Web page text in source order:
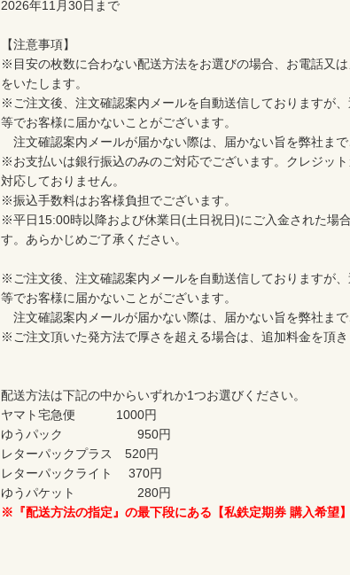
2026年11月30日まで
【注意事項】
※目安の枚数に合わない配送方法をお選びの場合、お電話又
をいたします。
※ご注文後、注文確認案内メールを自動送信しておりますが
等でお客様に届かないことがございます。
注文確認案内メールが届かない際は、届かない旨を弊社まで
※お支払いは銀行振込のみのご対応でございます。クレジッ
対応しておりません。
※振込手数料はお客様負担でございます。
※平日15:00時以降および休業日(土日祝日)にご入金された場
す。あらかじめご了承ください。
※ご注文後、注文確認案内メールを自動送信しておりますが
等でお客様に届かないことがございます。
注文確認案内メールが届かない際は、届かない旨を弊社まで
※ご注文頂いた発方法で厚さを超える場合は、追加料金を頂き
配送方法は下記の中からいずれか1つお選びください。
ヤマト宅急便　　　 1000円
ゆうパック　　　　　　950円
レターパックプラス　520円
レターパックライト　 370円
※『配送方法の指定』の最下段にある【私鉄定期券 購入希望